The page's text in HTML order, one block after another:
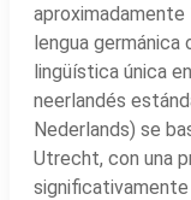
aproximadamente
lengua germánica
lingüística única
neerlandés
Nederlands) se
Utrecht, con una